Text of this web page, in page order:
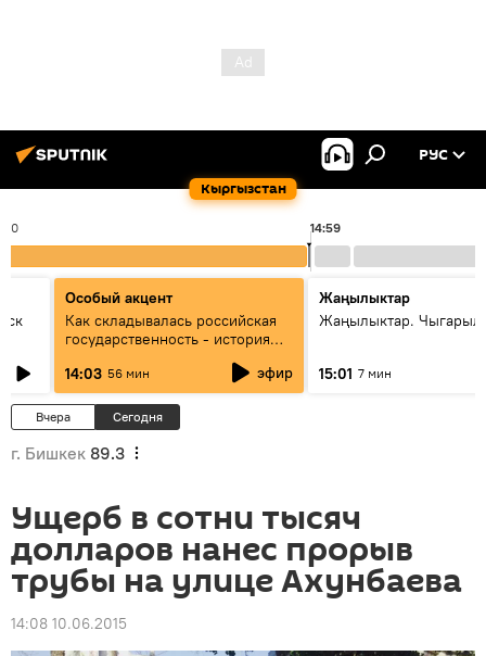
Кыргызстан
РУС
14:59
Особый акцент
Как складывалась российская
государственность - история
России и геополитика Евразии
глазами аналитиков
14:03 56 мин эфир
Жаңылыктар
Жаңылыктар.
15:01 7 мин
Вчера Сегодня
г. Бишкек 89.3
Ущерб в сотни тысяч
долларов нанес прорыв
трубы на улице Ахунбаева
14:08 10.06.2015